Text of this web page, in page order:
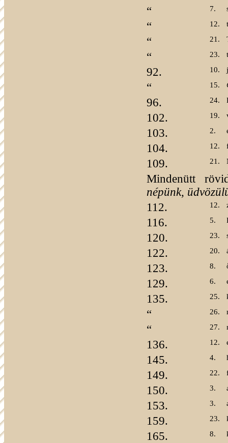
“
7.
“ 12.
“ 21.
“ 23.
92. 10.
“ 15.
96. 24.
102. 19.
103. 2.
104. 12.
109. 21.
Mindenütt
népünk,
112.
12.
116. 5.
120. 23.
122. 20.
123. 8.
129. 6.
135. 25.
“ 26.
“ 27.
136. 12.
145. 4.
149. 22.
150. 3.
153. 3.
159. 23.
165. 8.